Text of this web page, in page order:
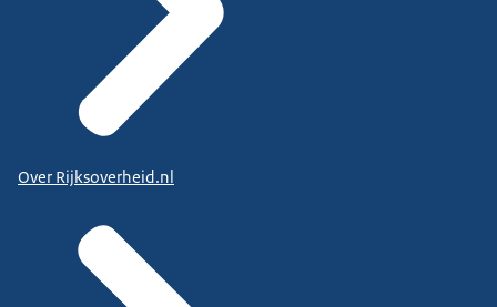
Over Rijksoverheid.nl